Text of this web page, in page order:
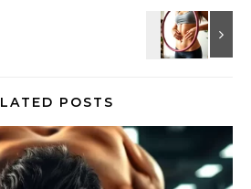
POSTS